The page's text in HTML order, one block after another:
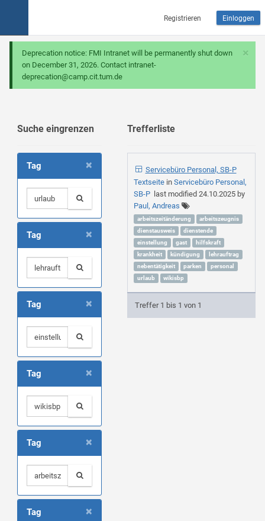
Registrieren Einloggen
×
Deprecation notice: FMI Intranet will be permanently shut down
on December 31, 2026. Contact intranet-
deprecation@camp.cit.tum.de
Suche eingrenzen
×
Tag
×
Tag
×
Tag
×
Tag
×
Tag
×
Tag
Trefferliste
Servicebüro Personal, SB-P
Textseite in Servicebüro Personal,
SB-Plast modified 24.10.2025by
Paul, Andreas
arbeitszeitänderung
arbeitszeugnis
dienstausweis
dienstende
einstellung
gast
hilfskraft
krankheit
kündigung
lehrauftrag
nebentätigkeit
parken
personal
urlaub
wikisbp
Treffer 1 bis 1 von 1